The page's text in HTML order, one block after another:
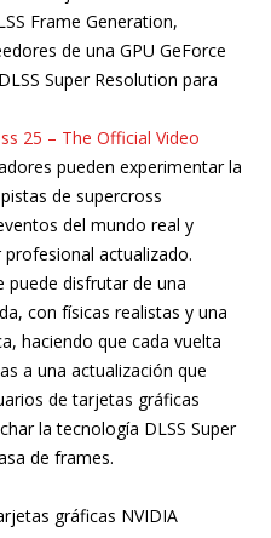
Frame Generation,
de una GPU GeForce
Super Resolution para
25 – The Official Video
pueden experimentar la
de supercross
del mundo real y
actualizado.
puede disfrutar de una
con físicas realistas y una
haciendo que cada vuelta
a una actualización que
de tarjetas gráficas
la tecnología DLSS Super
de frames.
gráficas NVIDIA